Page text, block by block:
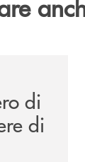
di
di